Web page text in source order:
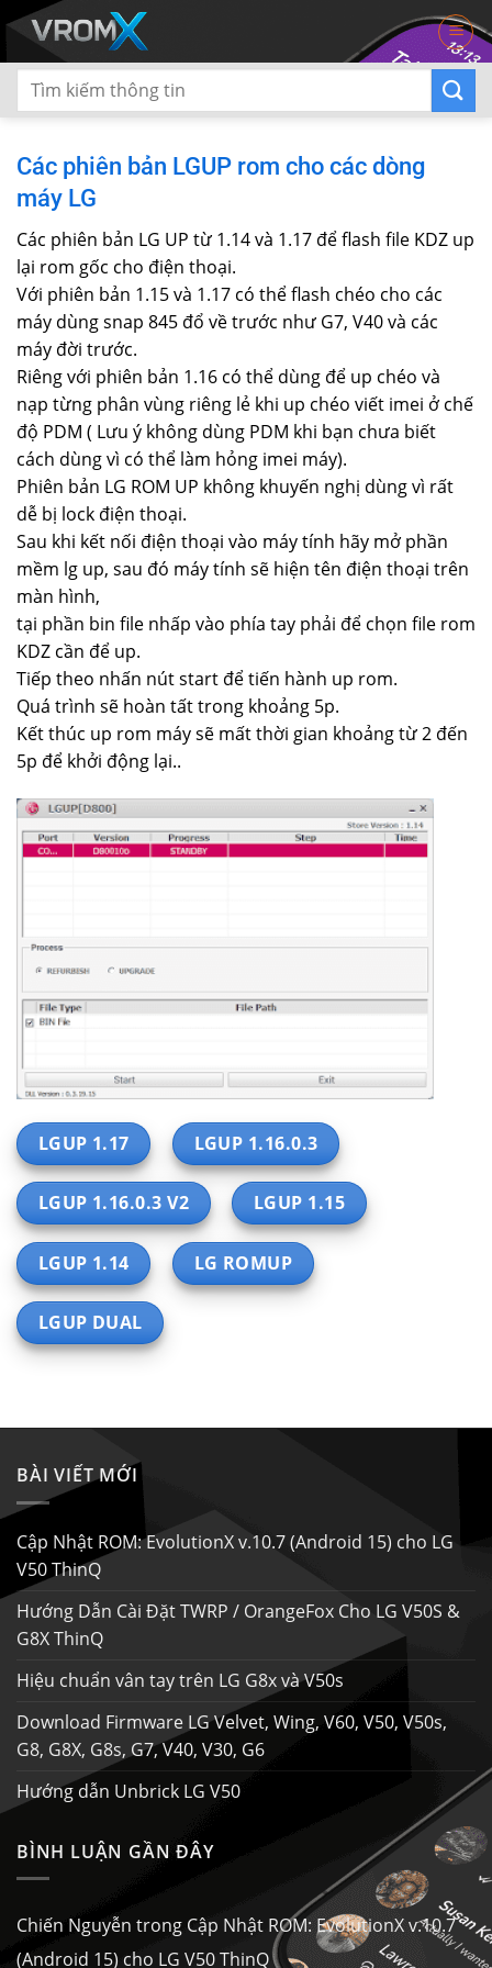
Skip
content
Các phiên bản LGUP rom cho các dòng
máy LG
Các phiên bản LG UP từ 1.14 và 1.17 để flash file KDZ up
lại rom gốc cho điện thoại.
Với phiên bản 1.15 và 1.17 có thể flash chéo cho các
máy dùng snap 845 đổ về trước như G7, V40 và các
máy đời trước.
Riêng với phiên bản 1.16 có thể dùng để up chéo và
nạp từng phân vùng riêng lẻ khi up chéo viết imei ở chế
độ PDM ( Lưu ý không dùng PDM khi bạn chưa biết
cách dùng vì có thể làm hỏng imei máy).
Phiên bản LG ROM UP không khuyến nghị dùng vì rất
dễ bị lock điện thoại.
Sau khi kết nối điện thoại vào máy tính hãy mở phần
mềm lg up, sau đó máy tính sẽ hiện tên điện thoại trên
màn hình,
tại phần bin file nhấp vào phía tay phải để chọn file rom
KDZ cần để up.
Tiếp theo nhấn nút start để tiến hành up rom.
Quá trình sẽ hoàn tất trong khoảng 5p.
Kết thúc up rom máy sẽ mất thời gian khoảng từ 2 đến
5p để khởi động lại..
LGUP 1.17 LGUP 1.16.0.3
LGUP 1.16.0.3 V2 LGUP 1.15
LGUP 1.14 LG ROMUP
LGUP DUAL
BÀI VIẾT MỚI
Cập Nhật ROM: EvolutionX v.10.7 (Android 15) cho LG
V50 ThinQ
Hướng Dẫn Cài Đặt TWRP / OrangeFox Cho LG V50S &
G8X ThinQ
Hiệu chuẩn vân tay trên LG G8x và V50s
Download Firmware LG Velvet, Wing, V60, V50, V50s,
G8, G8X, G8s, G7, V40, V30, G6
Hướng dẫn Unbrick LG V50
BÌNH LUẬN GẦN ĐÂY
Chiến Nguyễn trong Cập Nhật ROM: EvolutionX v.10.7
(Android 15) cho LG V50 ThinQ